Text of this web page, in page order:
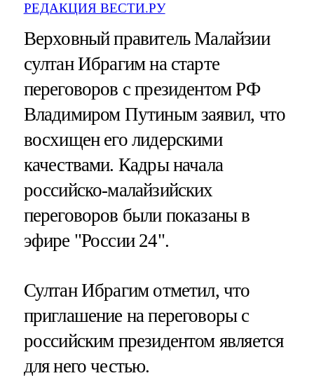
РЕДАКЦИЯ ВЕСТИ.РУ
Верховный правитель Малайзии
султан Ибрагим на старте
переговоров с президентом РФ
Владимиром Путиным заявил, что
восхищен его лидерскими
качествами. Кадры начала
российско-малайзийских
переговоров были показаны в
эфире "России 24".
Султан Ибрагим отметил, что
приглашение на переговоры с
российским президентом является
для него честью.